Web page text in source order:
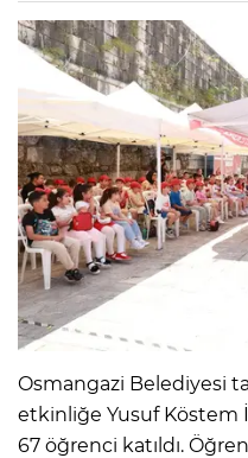
Osmangazi Belediyesi
etkinliğe Yusuf Köstem
67 öğrenci katıldı.